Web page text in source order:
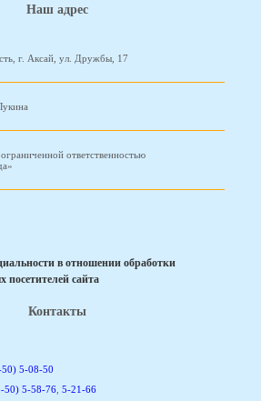
Наш адрес
г. Аксай, ул. Дружбы, 17
ответственностью
в отношении обработки
посетителей сайта
Контакты
5-08-50
50) 5-58-76, 5-21-66